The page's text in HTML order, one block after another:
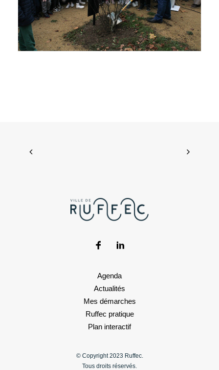
Agenda
Actualités
Mes démarches
Ruffec pratique
Plan interactif
© Copyright 2023 Ruffec.
Tous droits réservés.